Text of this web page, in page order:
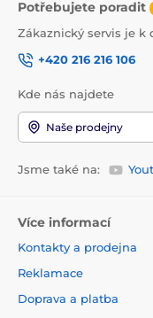
Potřebujete poradit
Zákaznický servis je k
+420 216 216 106
Kde nás najdete
Naše prodejny
Jsme také na:
Více informací
Kontakty a prodejna
Reklamace
Doprava a platba